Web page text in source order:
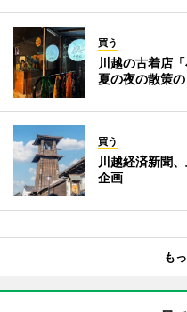
買う
川越の古着店
夏の夜の散策
買う
川越経済新聞
企画
も